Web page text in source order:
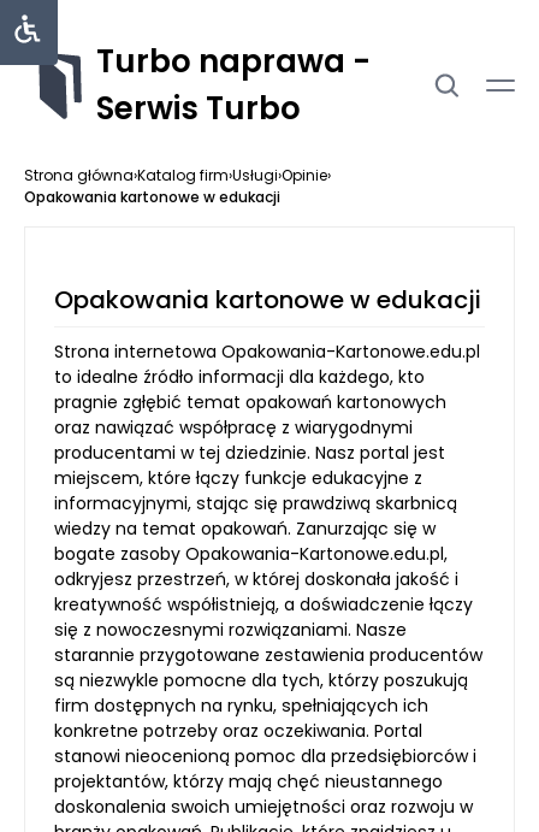
Turbo naprawa -
Serwis Turbo
Strona główna›Katalog firm›Usługi›Opinie›
Opakowania kartonowe w edukacji
Opakowania kartonowe w edukacji
Strona internetowa Opakowania-Kartonowe.edu.pl
to idealne źródło informacji dla każdego, kto
pragnie zgłębić temat opakowań kartonowych
oraz nawiązać współpracę z wiarygodnymi
producentami w tej dziedzinie. Nasz portal jest
miejscem, które łączy funkcje edukacyjne z
informacyjnymi, stając się prawdziwą skarbnicą
wiedzy na temat opakowań. Zanurzając się w
bogate zasoby Opakowania-Kartonowe.edu.pl,
odkryjesz przestrzeń, w której doskonała jakość i
kreatywność współistnieją, a doświadczenie łączy
się z nowoczesnymi rozwiązaniami. Nasze
starannie przygotowane zestawienia producentów
są niezwykle pomocne dla tych, którzy poszukują
firm dostępnych na rynku, spełniających ich
konkretne potrzeby oraz oczekiwania. Portal
stanowi nieocenioną pomoc dla przedsiębiorców i
projektantów, którzy mają chęć nieustannego
doskonalenia swoich umiejętności oraz rozwoju w